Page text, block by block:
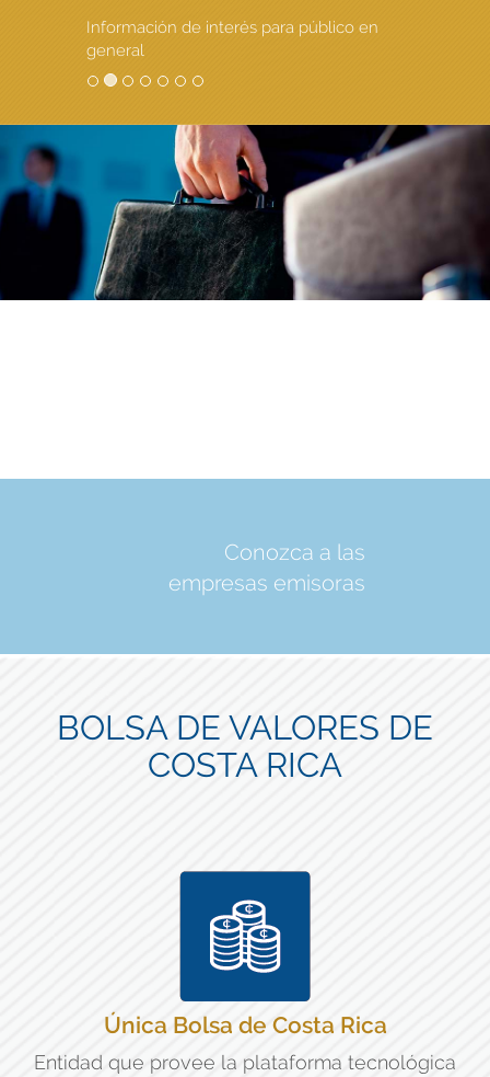
Información de interés para público en
general
Conozca a las
empresas emisoras
BOLSA DE VALORES DE
COSTA RICA
Única Bolsa de Costa Rica
Entidad que provee la plataforma tecnológica